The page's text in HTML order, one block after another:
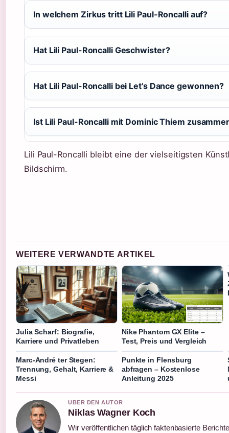
In welchem Zirkus tritt Lili Paul-Roncalli auf?
Hat Lili Paul-Roncalli Geschwister?
Hat Lili Paul-Roncalli bei Let’s Dance gewonnen?
Ist Lili Paul-Roncalli mit Dominic Thiem
Lili Paul-Roncalli bleibt eine der vielseitigsten
Bildschirm.
WEITERE VERWANDTE ARTIKEL
Julia Scharf: Biografie,
Karriere und Privatleben
Nike Phantom GX Elite –
Test, Preis und Vergleich
Marc-André ter Stegen:
Trennung, Gehalt, Karriere &
Messi
Punkte in Flensburg
abfragen – Kostenlose
Anleitung 2025
UBER DEN AUTOR
Niklas Wagner Koch
Wir veröffentlichen täglich faktenbasierte